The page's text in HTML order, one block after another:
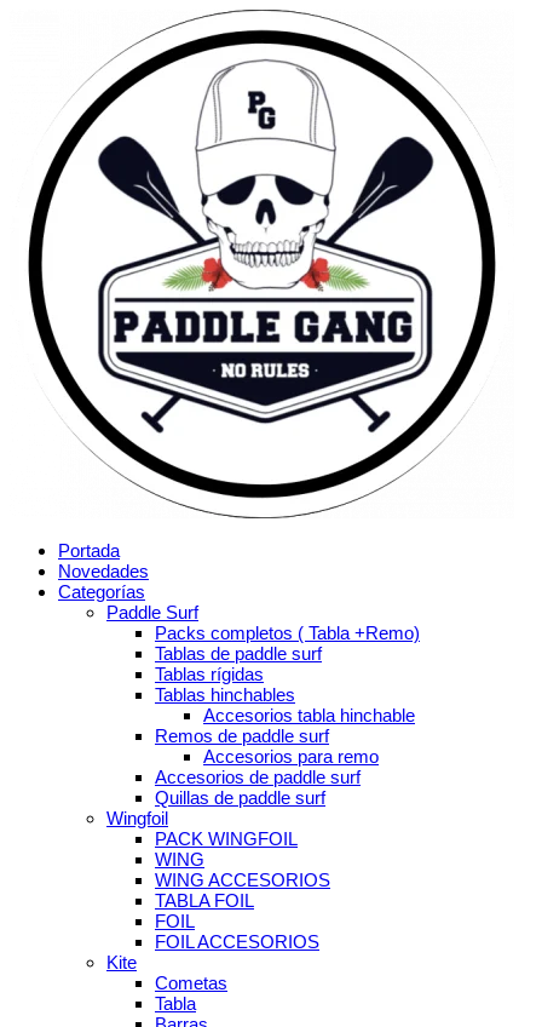
Portada
Novedades
Categorías
Paddle Surf
Packs completos ( Tabla +Remo)
Tablas de paddle surf
Tablas rígidas
Tablas hinchables
Accesorios tabla hinchable
Remos de paddle surf
Accesorios para remo
Accesorios de paddle surf
Quillas de paddle surf
Wingfoil
PACK WINGFOIL
WING
WING ACCESORIOS
TABLA FOIL
FOIL
FOIL ACCESORIOS
Kite
Cometas
Tabla